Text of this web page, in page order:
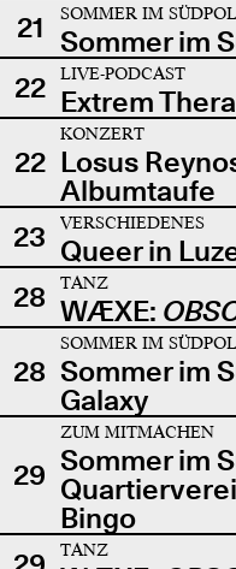
21
SOMMER IM SÜDPOL
Sommer im
22
LIVE-PODCAST
Extrem
22
KONZERT
Losus
Albumtaufe
23
VERSCHIEDENES
Queer in
28
TANZ
WÆXE:
28
SOMMER IM SÜDPOL
Sommer im
Galaxy
29
ZUM MITMACHEN
Sommer im
Bingo
TANZ